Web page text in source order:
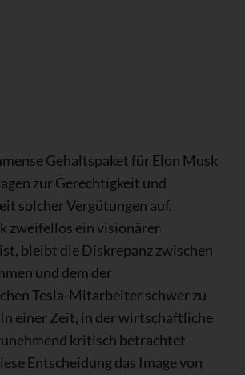
Gehaltspaket für Elon Musk
zur Gerechtigkeit und
solcher Vergütungen auf.
zweifellos ein visionärer
bleibt die Diskrepanz zwischen
und dem der
Tesla-Mitarbeiter schwer zu
einer Zeit, in der wirtschaftliche
kritisch betrachtet
Entscheidung das Image von